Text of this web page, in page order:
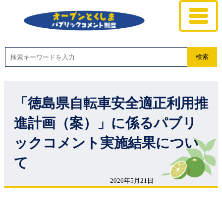
検索
「徳島県自転車安全適正利用推
進計画（案）」に係るパブリ
ックコメント実施結果につい
て
2026年5月21日